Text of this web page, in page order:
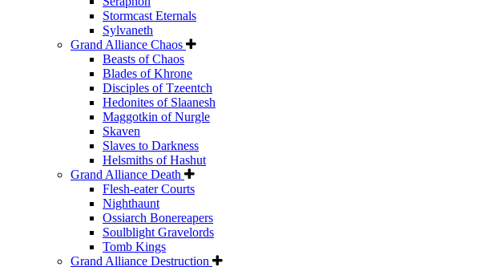
Stormcast Eternals
Sylvaneth
Grand Alliance Chaos
Beasts of Chaos
Blades of Khrone
Disciples of Tzeentch
Hedonites of Slaanesh
Maggotkin of Nurgle
Skaven
Slaves to Darkness
Helsmiths of Hashut
Grand Alliance Death
Flesh-eater Courts
Nighthaunt
Ossiarch Bonereapers
Soulblight Gravelords
Tomb Kings
Grand Alliance Destruction